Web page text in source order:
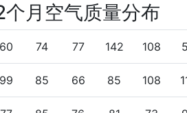
月空气质量分布
60 74 77 142 108
99 85 66 85 108